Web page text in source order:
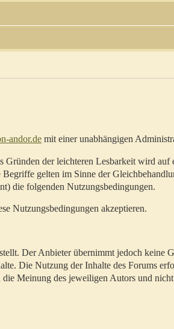
andor.de mit einer unabhängigen
Gründen der leichteren Lesbarkeit wird auf
gelten im Sinne der
die folgenden Nutzungsbedingungen.
Nutzungsbedingungen akzeptieren.
Der Anbieter übernimmt jedoch keine
Die Nutzung der Inhalte des Forums
Meinung des jeweiligen Autors und